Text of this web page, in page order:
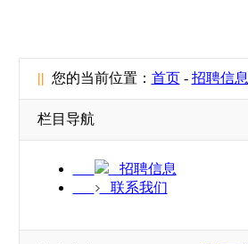
|| 您的当前位置： 首页- 招聘信息
栏目导航
招聘信息
联系我们